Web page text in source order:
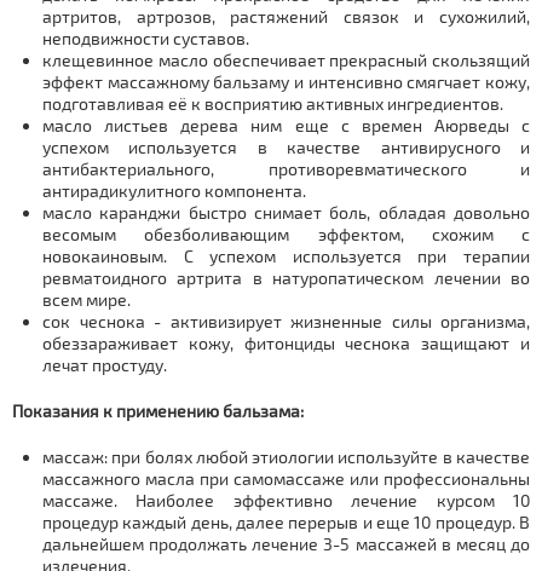
артритов, артрозов, растяжений связок и сухожилий,
неподвижности суставов.
клещевинное масло обеспечивает прекрасный скользящий
эффект массажному бальзаму и интенсивно смягчает кожу,
подготавливая её к восприятию активных ингредиентов.
масло листьев дерева ним еще с времен Аюрведы с
успехом используется в качестве антивирусного и
антибактериального, противоревматического и
антирадикулитного компонента.
масло каранджи быстро снимает боль, обладая довольно
весомым обезболивающим эффектом, схожим с
новокаиновым. С успехом используется при терапии
ревматоидного артрита в натуропатическом лечении во
всем мире.
сок чеснока - активизирует жизненные силы организма,
обеззараживает кожу, фитонциды чеснока защищают и
лечат простуду.
Показания к применению бальзама:
массаж: при болях любой этиологии используйте в качестве
массажного масла при самомассаже или профессиональны
массаже. Наиболее эффективно лечение курсом 10
процедур каждый день, далее перерыв и еще 10 процедур. В
дальнейшем продолжать лечение 3-5 массажей в месяц до
излечения.